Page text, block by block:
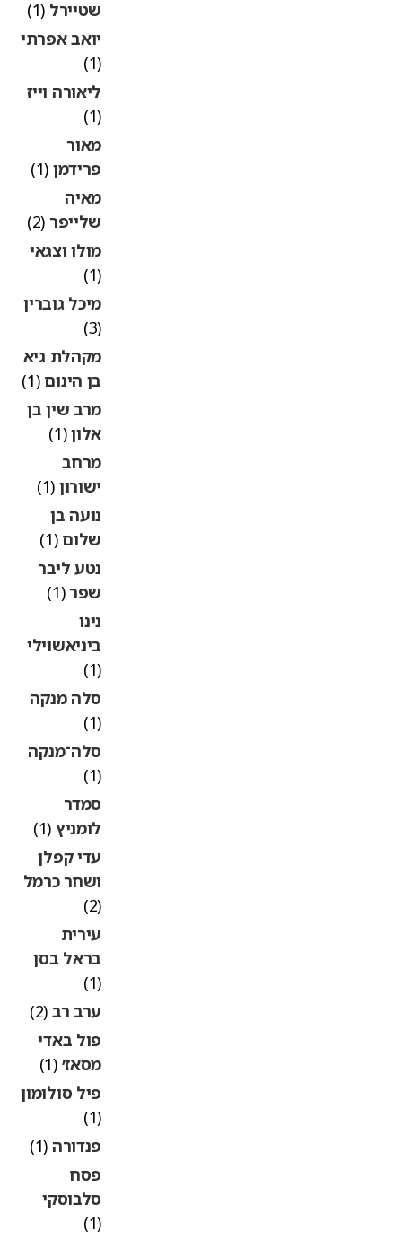
שטיירל(1)
יואב אפרתי
ליאורה וייז
מאור
פרידמן(1)
מאיה
שלייפר(2)
מולו וצגאי
מיכל גוברין
מקהלת גיא
בן הינום(1)
מרב שין בן
אלון(1)
מרחב
ישורון(1)
נועה בן
שלום(1)
נטע ליבר
שפר(1)
ביניאשוילי
סלה מנקה
סלה־מנקה
סמדר
לומניץ(1)
עדי קפלן
ושחר כרמל
עירית
בראל בסן
ערב רב(2)
פול באדי
מסאז׳(1)
פיל סולומון
פנדורה(1)
פסח
סלבוסקי